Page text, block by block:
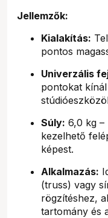
Jellemzők:
Kialakítás:
pontos
Univerzális
pontokat
Súly: 6,0 kg
kezelhető
képest.
Alkalmazás:
(truss) vagy
rögzítéshez,
tartomány és